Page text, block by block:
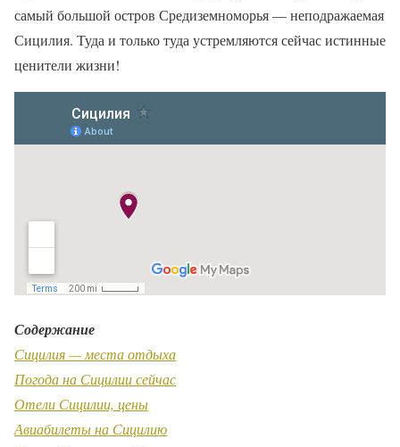
самый большой остров Средиземноморья — неподражаемая
Сицилия. Туда и только туда устремляются сейчас истинные
ценители жизни!
Содержание
Сицилия — места отдыха
Погода на Сицилии сейчас
Отели Сицилии, цены
Авиабилеты на Сицилию